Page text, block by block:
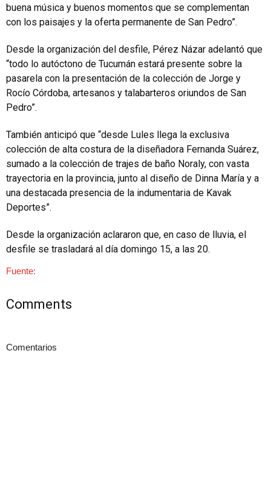
buena música y buenos momentos que se complementan
con los paisajes y la oferta permanente de San Pedro”.
Desde la organización del desfile, Pérez Názar adelantó que
“todo lo autóctono de Tucumán estará presente sobre la
pasarela con la presentación de la colección de Jorge y
Rocío Córdoba, artesanos y talabarteros oriundos de San
Pedro”.
También anticipó que “desde Lules llega la exclusiva
colección de alta costura de la diseñadora Fernanda Suárez,
sumado a la colección de trajes de baño Noraly, con vasta
trayectoria en la provincia, junto al diseño de Dinna María y a
una destacada presencia de la indumentaria de Kavak
Deportes”.
Desde la organización aclararon que, en caso de lluvia, el
desfile se trasladará al día domingo 15, a las 20.
Fuente:
Comments
Comentarios